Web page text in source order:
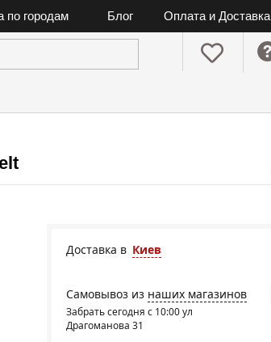
по городам Блог Оплата и Доставка
Доставка в Киев
Самовывоз из наших магазинов
Забрать сегодня с 10:00 ул
Драгоманова 31